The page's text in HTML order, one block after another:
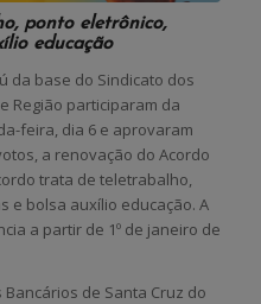
ponto eletrônico,
educação
da base do Sindicato dos
Região participaram da
feira, dia 6 e aprovaram
a renovação do Acordo
trata de teletrabalho,
e bolsa auxílio educação. A
a partir de 1º de janeiro de
de Santa Cruz do